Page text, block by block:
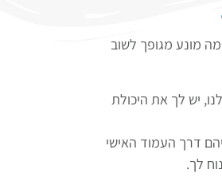
מונע מגופך לשוב
יש לך את היכולת
גישה מלאה אליהם דרך העמוד האישי
לך.